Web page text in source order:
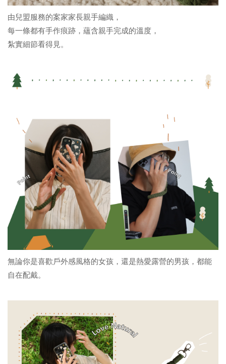
由兒盟服務的案家家長親手編織，
每一條都有手作痕跡，蘊含親手完成的溫度，
紮實細節看得見。
無論你是喜歡戶外感風格的女孩，還是熱愛露營的男孩，都能
自在配戴。